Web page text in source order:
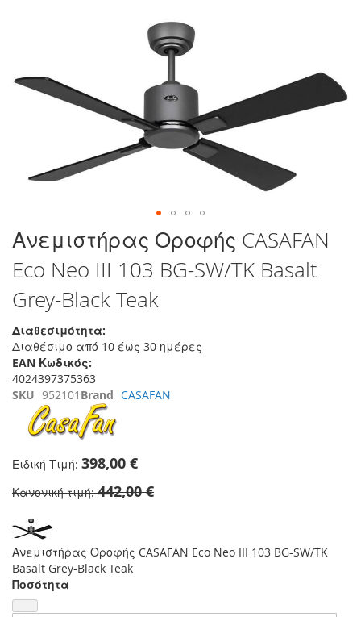
Μετάβαση
στην
αρχή
της
συλλογής
εικόνων
Ανεμιστήρας Οροφής CASAFAN
Eco Neo III 103 BG-SW/TK Basalt
Grey-Black Teak
Διαθεσιμότητα:
Διαθέσιμο από 10 έως 30 ημέρες
EAN Κωδικός:
4024397375363
SKU 952101 Brand CASAFAN
Ειδική Τιμή 398,00 €
Κανονική τιμή 442,00 €
Ανεμιστήρας Οροφής CASAFAN Eco Neo III 103 BG-SW/TK
Basalt Grey-Black Teak
Ποσότητα